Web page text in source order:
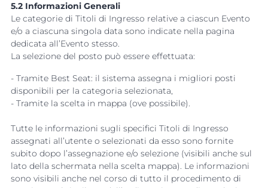
5.2 Informazioni Generali
Le categorie di Titoli di Ingresso relative a ciascun Evento
e/o a ciascuna singola data sono indicate nella pagina
dedicata all’Evento stesso.
La selezione del posto può essere effettuata:
- Tramite Best Seat: il sistema assegna i migliori posti
disponibili per la categoria selezionata,
- Tramite la scelta in mappa (ove possibile).
Tutte le informazioni sugli specifici Titoli di Ingresso
assegnati all’utente o selezionati da esso sono fornite
subito dopo l’assegnazione e/o selezione (visibili anche sul
lato della schermata nella scelta mappa). Le informazioni
sono visibili anche nel corso di tutto il procedimento di